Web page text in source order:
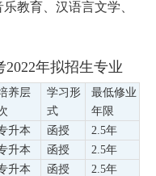
教育、汉语言文学、
年拟招生专业
养层
学习形
式
最低修业
年限
升本 函授
2.5年
升本 函授
2.5年
升本 函授
2.5年